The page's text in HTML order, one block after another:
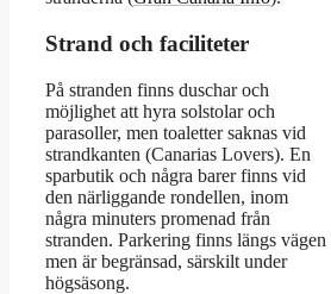
Strand och faciliteter
På stranden finns duschar och
möjlighet att hyra solstolar och
parasoller, men toaletter saknas vid
strandkanten (Canarias Lovers). En
sparbutik och några barer finns vid
den närliggande rondellen, inom
några minuters promenad från
stranden. Parkering finns längs vägen
men är begränsad, särskilt under
högsäsong.